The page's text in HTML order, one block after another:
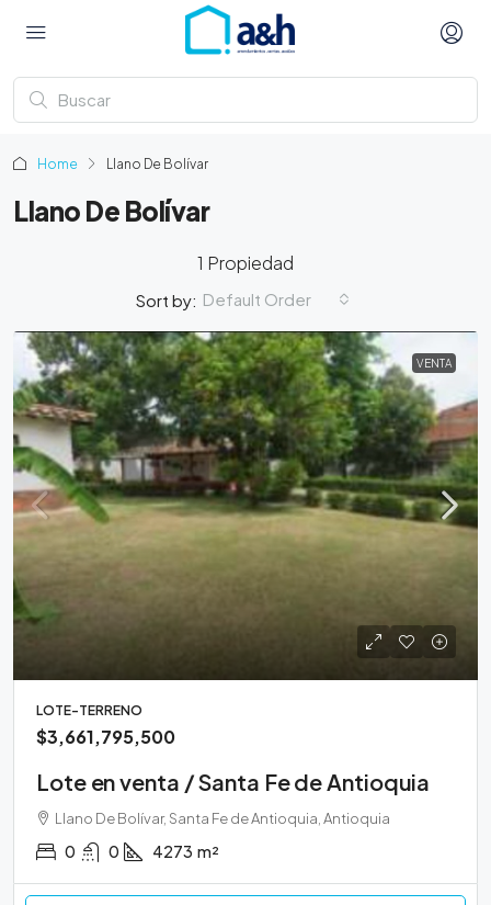
Home Llano De Bolívar
Llano De Bolívar
1 Propiedad
Sort by: Default Order
VENTA
LOTE-TERRENO
$3,661,795,500
Lote en venta / Santa Fe de Antioquia
Llano De Bolívar, Santa Fe de Antioquia, Antioquia
0 0 4273 m²